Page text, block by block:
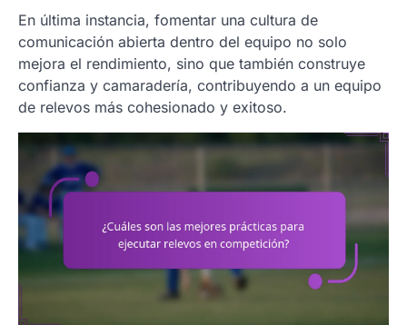
En última instancia, fomentar una cultura de
comunicación abierta dentro del equipo no solo
mejora el rendimiento, sino que también construye
confianza y camaradería, contribuyendo a un equipo
de relevos más cohesionado y exitoso.